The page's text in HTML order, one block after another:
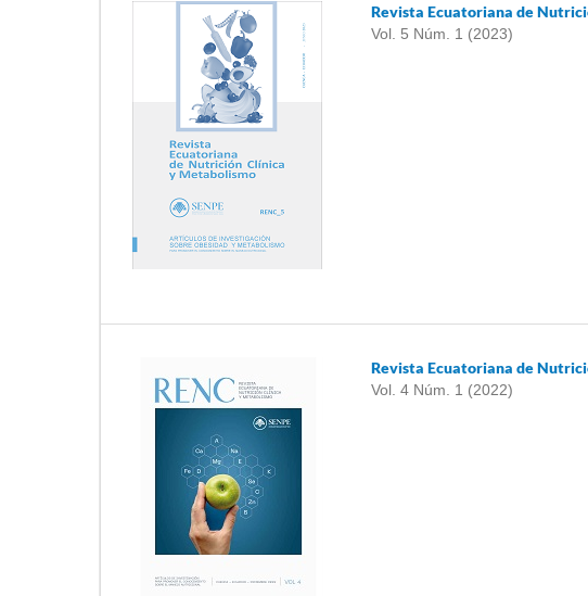
Revista Ecuatoriana de
Vol. 5 Núm. 1 (2023)
Revista Ecuatoriana de
Vol. 4 Núm. 1 (2022)